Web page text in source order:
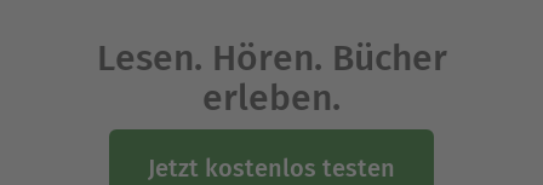
Lesen. Hören. Bücher
erleben.
Jetzt kostenlos testen